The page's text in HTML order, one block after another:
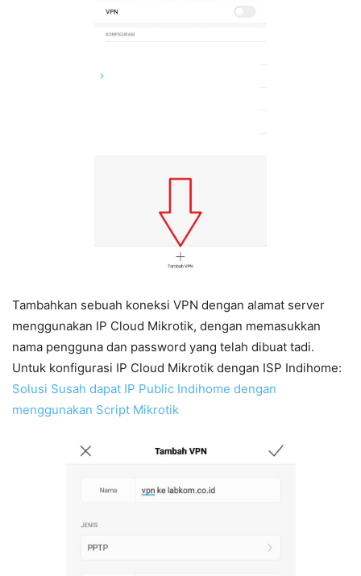
Tambahkan sebuah koneksi VPN dengan alamat server
menggunakan IP Cloud Mikrotik, dengan memasukkan
nama pengguna dan password yang telah dibuat tadi.
Untuk konfigurasi IP Cloud Mikrotik dengan ISP Indihome:
Solusi Susah dapat IP Public Indihome dengan
menggunakan Script Mikrotik